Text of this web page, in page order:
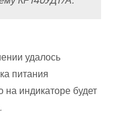
удалось
питания
индикаторе будет